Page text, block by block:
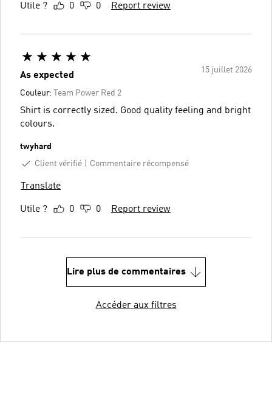
Utile ? 0 0 Report review
15 juillet 2026
As expected
Couleur: Team Power Red 2
Shirt is correctly sized. Good quality feeling and bright
colours.
twyhard
Client vérifié
Commentaire récompensé
Translate
Utile ? 0 0 Report review
Lire plus de commentaires
Accéder aux filtres